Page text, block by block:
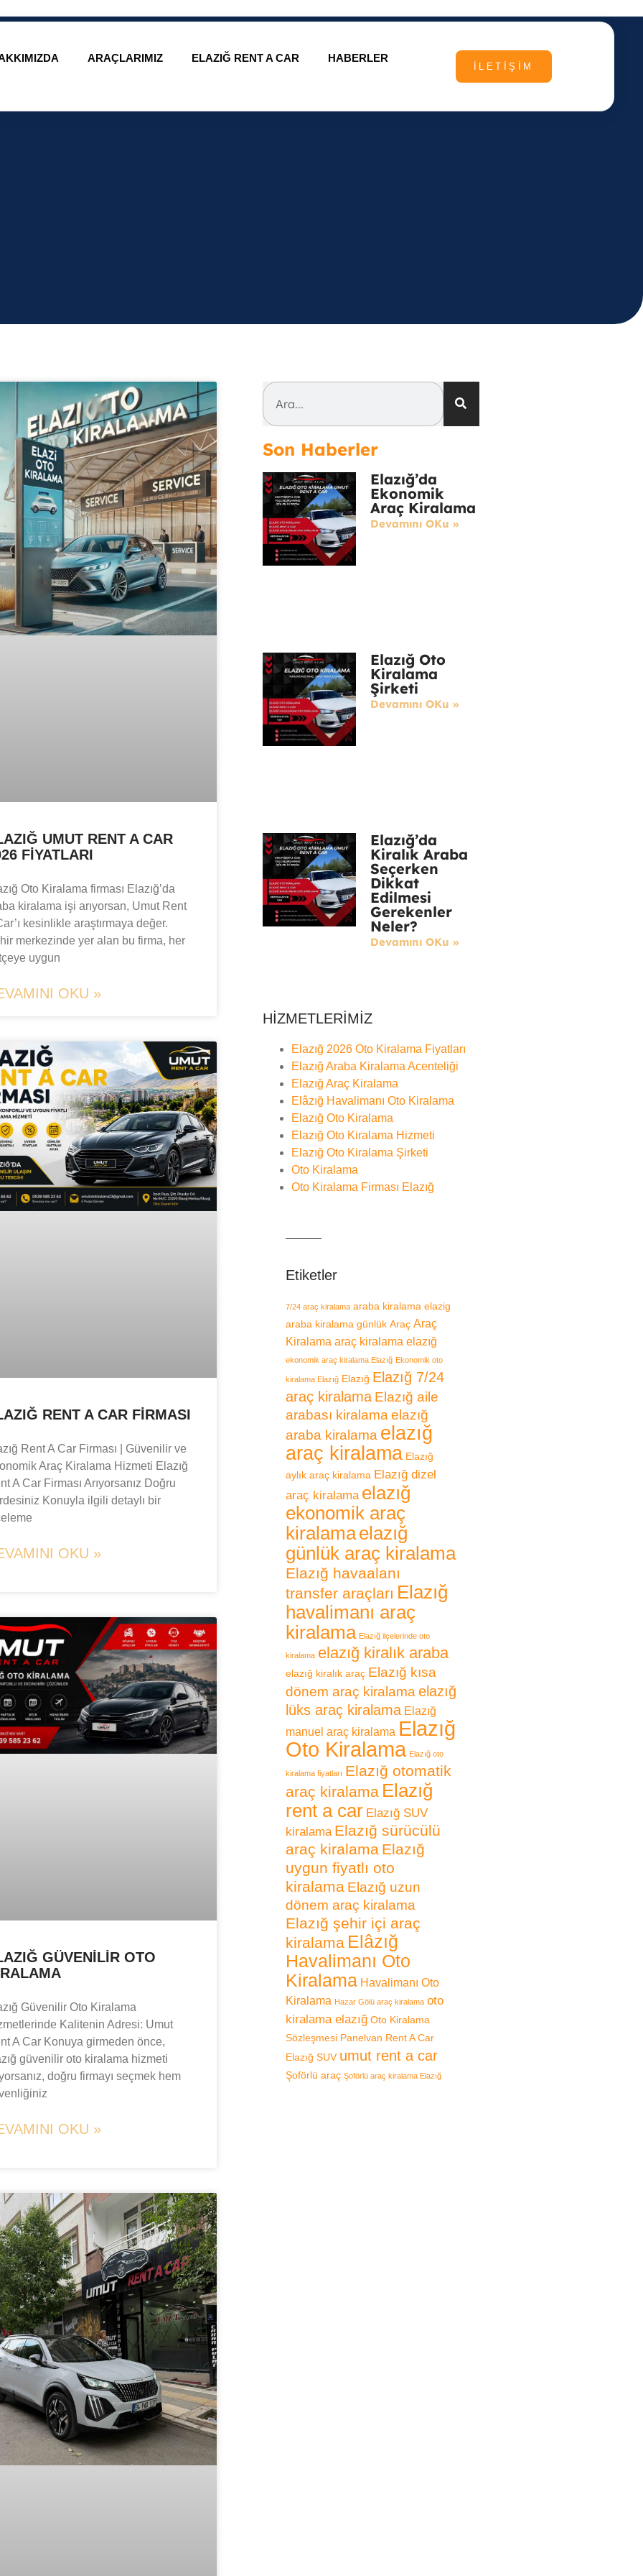
ARAÇLARIMIZ ELAZIĞ RENT A CAR HABERLER
İLETIŞIM
UMUT RENT A CAR
FIYATLARI
Oto Kiralama firması Elazığ’da
kiralama işi arıyorsan, Umut Rent
kesinlikle araştırmaya değer.
merkezinde yer alan bu firma, her
uygun
OKU »
RENT A CAR FIRMASI
Rent A Car Firması | Güvenilir ve
Araç Kiralama Hizmeti Elazığ
A Car Firması Arıyorsanız Doğru
Konuyla ilgili detaylı bir
OKU »
GÜVENILIR OTO
Güvenilir Oto Kiralama
Kalitenin Adresi: Umut
A Car Konuya girmeden önce,
güvenilir oto kiralama hizmeti
doğru firmayı seçmek hem
OKU »
Son Haberler
Elazığ’da
Ekonomik
Araç Kiralama
Devamını OKu »
Elazığ Oto
Kiralama
Şirketi
Devamını OKu »
Elazığ’da
Kiralık Araba
Seçerken
Dikkat
Edilmesi
Gerekenler
Neler?
Devamını OKu »
HİZMETLERİMİZ
Elazığ 2026 Oto Kiralama Fiyatları
Elazığ Araba Kiralama Acenteliği
Elazığ Araç Kiralama
Elâzığ Havalimanı Oto Kiralama
Elazığ Oto Kiralama
Elazığ Oto Kiralama Hizmeti
Elazığ Oto Kiralama Şirketi
Oto Kiralama
Oto Kiralama Firması Elazığ
Etiketler
7/24 araç kiralama araba kiralama elazig
araba kiralama günlük Araç Araç
Kiralama araç kiralama elazığ
ekonomik araç kiralama Elazığ Ekonomik oto
kiralama Elazığ Elazığ Elazığ 7/24
araç kiralama Elazığ aile
arabası kiralamaelazığ
araba kiralama elazığ
araç kiralama Elazığ
aylık araç kiralama Elazığ dizel
araç kiralama elazığ
ekonomik araç
kiralamaelazığ
günlük araç kiralama
Elazığ havaalanı
transfer araçları Elazığ
havalimanı araç
kiralama Elazığ ilçelerinde oto
kiralama elazığ kiralık araba
elazığ kiralık araç Elazığ kısa
dönem araç kiralamaelazığ
lüks araç kiralama Elazığ
manuel araç kiralama Elazığ
Oto Kiralama Elazığ oto
kiralama fiyatları Elazığ otomatik
araç kiralama Elazığ
rent a car Elazığ SUV
kiralama Elazığ sürücülü
araç kiralama Elazığ
uygun fiyatlı oto
kiralama Elazığ uzun
dönem araç kiralama
Elazığ şehir içi araç
kiralama Elâzığ
Havalimanı Oto
Kiralama Havalimanı Oto
Kiralama Hazar Gölü araç kiralama oto
kiralama elazığ Oto Kiralama
Sözleşmesi Panelvan Rent A Car
Elazığ SUV umut rent a car
Şoförlü araç Şoförlü araç kiralama Elazığ